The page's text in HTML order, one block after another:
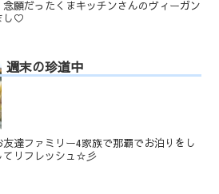
願だったくまキッチンさんのヴィーガン
し♡
週末の珍道中
達ファミリー4家族で那覇でお泊りをし
てリフレッシュ☆彡